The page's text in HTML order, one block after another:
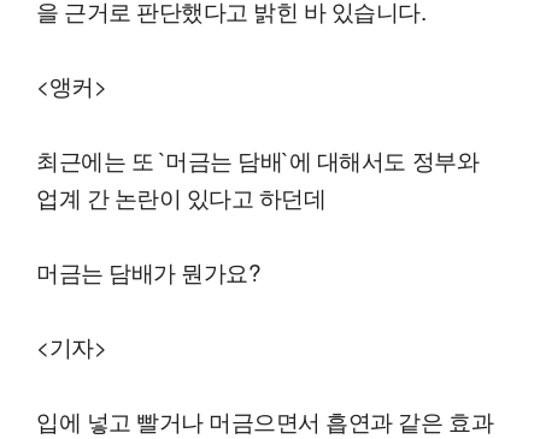
을 근거로 판단했다고 밝힌 바 있습니다.
<앵커>
최근에는 또 `머금는 담배`에 대해서도 정부와
업계 간 논란이 있다고 하던데
머금는 담배가 뭔가요?
<기자>
입에 넣고 빨거나 머금으면서 흡연과 같은 효과